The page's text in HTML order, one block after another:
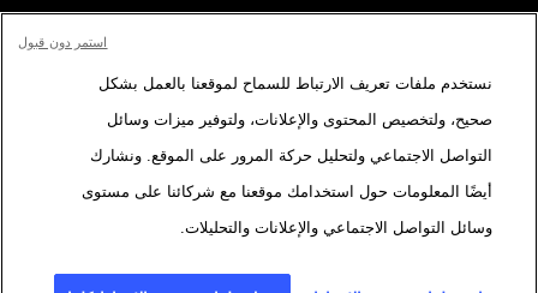
ترخيص محددة موقعة مع وكالة فرانس برس. المواد والروابط الواردة في
التقارير، والتي لم تنتجها وكالة فرانس برس، مستخدمة فقط وبالقدر
اللازم كعناصر إثبات لمحتوى هذه التقارير. لم تحصل فرانس برس على أي
حقوق من المؤلفين أو مالكي حقوق النشر لهذا المحتوى ولا تتحمّل أي
مسؤوليّة في هذا الصدد. وكالة فرانس برس وشعارها علامتان تجاريتان
نستخدم ملفات تعريف الارتباط للسماح لموقعنا بالعمل بشكل
صحيح، ولتخصيص المحتوى والإعلانات، ولتوفير ميزات وسائل
التواصل الاجتماعي ولتحليل حركة المرور على الموقع. ونشارك
أيضًا المعلومات حول استخدامك موقعنا مع شركائنا على مستوى
وسائل التواصل الاجتماعي والإعلانات والتحليلات.
استمر دون قبول